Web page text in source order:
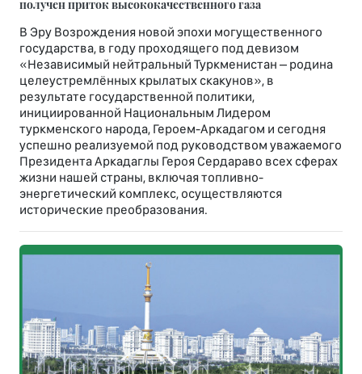
получен приток высококачественного газа
В Эру Возрождения новой эпохи могущественного
государства, в году проходящего под девизом
«Независимый нейтральный Туркменистан – родина
целеустремлённых крылатых скакунов», в
результате государственной политики,
инициированной Национальным Лидером
туркменского народа, Героем-Аркадагом и сегодня
успешно реализуемой под руководством уважаемого
Президента Аркадаглы Героя Сердараво всех сферах
жизни нашей страны, включая топливно-
энергетический комплекс, осуществляются
исторические преобразования.